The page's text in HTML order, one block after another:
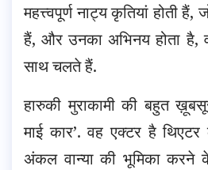
महत्त्वपूर्ण नाट्य कृतियां होती हैं,
हैं, और उनका अभिनय होता है,
साथ चलते हैं.
हारुकी मुराकामी की बहुत
माई कार’. वह एक्टर है
अंकल वान्या की भूमिका करने